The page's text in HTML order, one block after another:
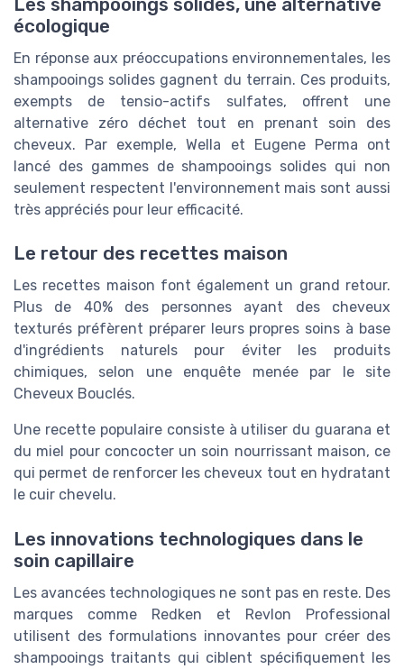
Les shampooings solides, une alternative
écologique
En réponse aux préoccupations environnementales, les
shampooings solides gagnent du terrain. Ces produits,
exempts de tensio-actifs sulfates, offrent une
alternative zéro déchet tout en prenant soin des
cheveux. Par exemple, Wella et Eugene Perma ont
lancé des gammes de shampooings solides qui non
seulement respectent l'environnement mais sont aussi
très appréciés pour leur efficacité.
Le retour des recettes maison
Les recettes maison font également un grand retour.
Plus de 40% des personnes ayant des cheveux
texturés préfèrent préparer leurs propres soins à base
d'ingrédients naturels pour éviter les produits
chimiques, selon une enquête menée par le site
Cheveux Bouclés.
Une recette populaire consiste à utiliser du guarana et
du miel pour concocter un soin nourrissant maison, ce
qui permet de renforcer les cheveux tout en hydratant
le cuir chevelu.
Les innovations technologiques dans le
soin capillaire
Les avancées technologiques ne sont pas en reste. Des
marques comme Redken et Revlon Professional
utilisent des formulations innovantes pour créer des
shampooings traitants qui ciblent spécifiquement les